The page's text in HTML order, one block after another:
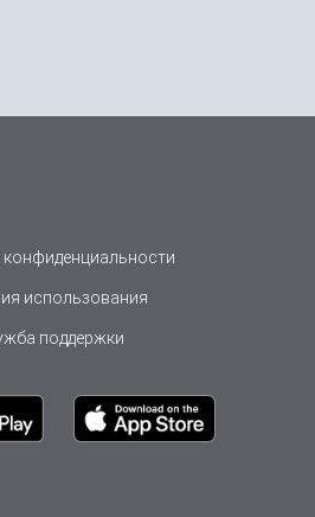
конфиденциальности
использования
поддержки